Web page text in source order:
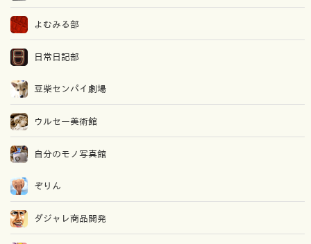
よむみる部
日常日記部
豆柴センパイ劇場
ウルセー美術館
自分のモノ写真館
ぞりん
ダジャレ商品開発